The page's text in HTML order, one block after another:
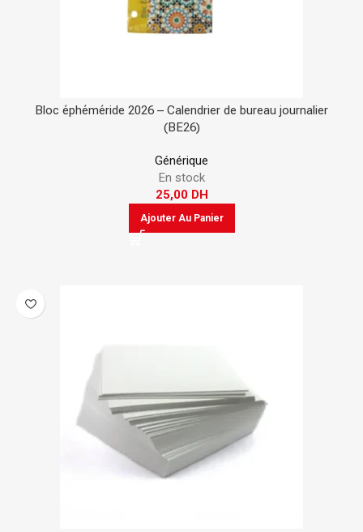
Bloc éphéméride 2026 – Calendrier de bureau journalier
(BE26)
Générique
En stock
25,00 DH
Ajouter Au Panier